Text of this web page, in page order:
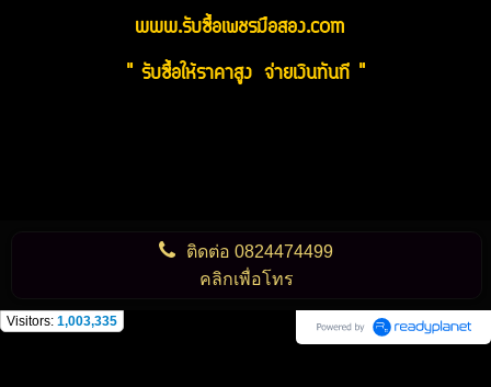
www.รับซื้อเพชรมือสอง.com
" รับซื้อให้ราคาสูง จ่ายเงินทันที "
ติดต่อ0824474499
คลิกเพื่อโทร
Visitors: 1,003,335